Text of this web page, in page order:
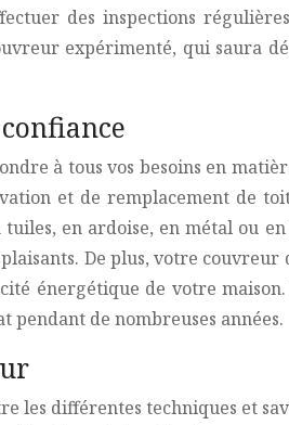
des inspections
expérimenté, qui saura
à tous vos besoins en
et de remplacement de
en ardoise, en métal ou
De plus, votre couvreur
énergétique de votre
pendant de nombreuses années.
les différentes techniques et